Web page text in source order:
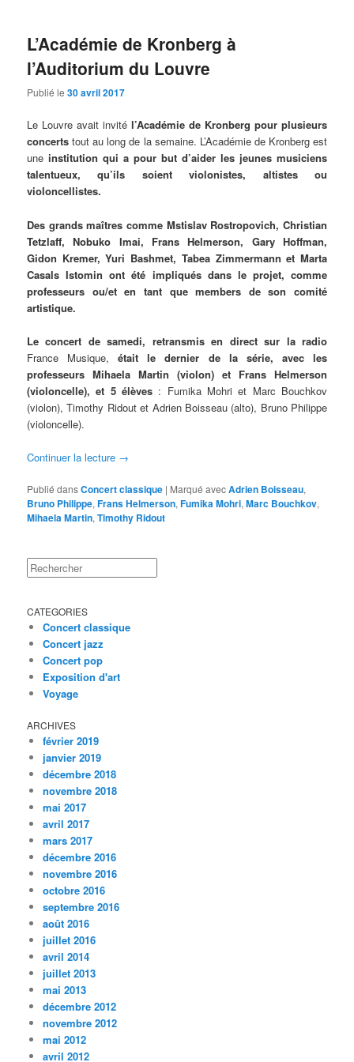
L’Académie de Kronberg à
l’Auditorium du Louvre
Publié le30 avril 2017
Le Louvre avait invité l’Académie de Kronberg pour plusieurs
concerts tout au long de la semaine. L’Académie de Kronberg est
uneinstitution qui a pour but d’aider les jeunes musiciens
talentueux, qu’ils soient violonistes, altistes ou
violoncellistes.
Des grands maîtres comme Mstislav Rostropovich, Christian
Tetzlaff, Nobuko Imai, Frans Helmerson, Gary Hoffman,
Gidon Kremer, Yuri Bashmet, Tabea Zimmermann et Marta
Casals Istomin ont été impliqués dans le projet, comme
professeurs ou/et en tant que members de son comité
artistique.
Le concert de samedi, retransmis en direct sur la radio
France Musique,était le dernier de la série, avec les
professeurs Mihaela Martin (violon) et Frans Helmerson
(violoncelle), et 5 élèves : Fumika Mohri et Marc Bouchkov
(violon), Timothy Ridout et Adrien Boisseau (alto), Bruno Philippe
(violoncelle).
Continuer la lecture →
Publié dansConcert classique | Marqué avecAdrien Boisseau,
Bruno Philippe,Frans Helmerson,Fumika Mohri,Marc Bouchkov,
Mihaela Martin,Timothy Ridout
Rechercher
CATEGORIES
Concert classique
Concert jazz
Concert pop
Exposition d'art
Voyage
ARCHIVES
février 2019
janvier 2019
décembre 2018
novembre 2018
mai 2017
avril 2017
mars 2017
décembre 2016
novembre 2016
octobre 2016
septembre 2016
août 2016
juillet 2016
avril 2014
juillet 2013
mai 2013
décembre 2012
novembre 2012
mai 2012
avril 2012